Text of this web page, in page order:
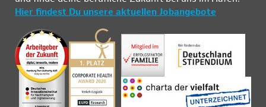
Hier findest Du unsere aktuellen Jobangebote